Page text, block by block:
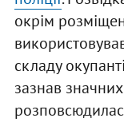
окрім
складу
зазнав